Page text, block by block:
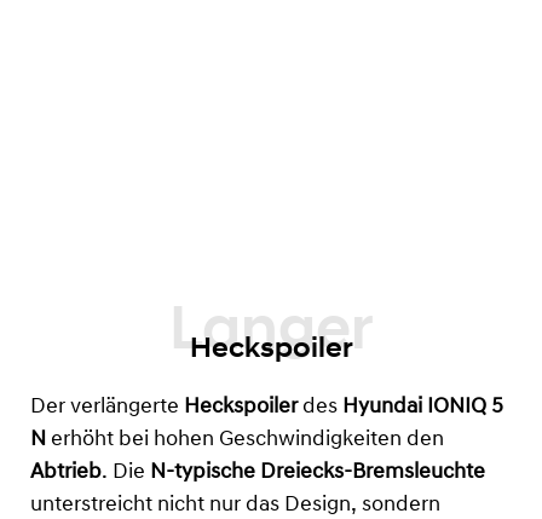
Heckspoiler
Der verlängerte Heckspoilerdes Hyundai IONIQ 5
N erhöht bei hohen Geschwindigkeiten den
Abtrieb. Die N-typische Dreiecks-Bremsleuchte
unterstreicht nicht nur das Design, sondern